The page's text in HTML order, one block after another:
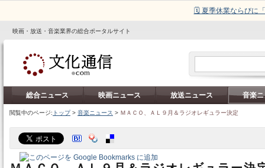
🗓️ 夏季休業ならびに
映画・放送・音楽業界の総合ポータルサイト
総合ニュース 映画ニュース 放送ニュース 音楽
閲覧中のページ: トップ> 音楽ニュース > ＭＡＣＯ、ＡＬ９月＆ラジオレギュラー決定